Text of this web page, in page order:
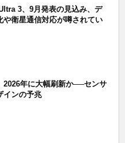
3、9月発表の見込み、デ
や衛星通信対応が噂されてい
年に大幅刷新か──センサ
インの予兆